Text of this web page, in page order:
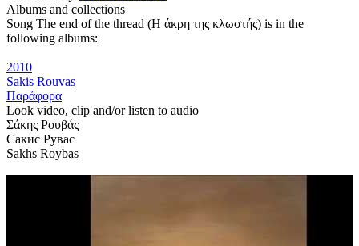
Albums and collections
Song The end of the thread (Η άκρη της κλωστής) is in the
following albums:
2010
Sakis Rouvas
Παράφορα
Look video, clip and/or listen to audio
Σάκης Ρουβάς
Сакис Рувас
Sakhs Roybas